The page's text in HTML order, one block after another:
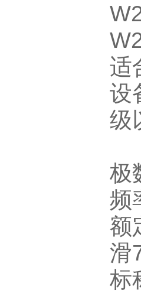
适
设
级
极
频
额
滑
标